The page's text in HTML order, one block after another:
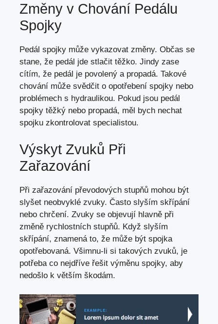
Změny v Chování Pedálu
Spojky
Pedál spojky může vykazovat změny. Občas se
stane, že pedál jde stlačit těžko. Jindy zase
cítím, že pedál je povolený a propadá. Takové
chování může svědčit o opotřebení spojky nebo
problémech s hydraulikou. Pokud jsou pedál
spojky těžký nebo propadá, měl bych nechat
spojku zkontrolovat specialistou.
Výskyt Zvuků Při
Zařazování
Při zařazování převodových stupňů mohou být
slyšet neobvyklé zvuky. Často slyším skřípání
nebo chrčení. Zvuky se objevují hlavně při
změně rychlostních stupňů. Když slyším
skřípání, znamená to, že může být spojka
opotřebovaná. Všimnu-li si takových zvuků, je
potřeba co nejdříve řešit výměnu spojky, aby
nedošlo k větším škodám.